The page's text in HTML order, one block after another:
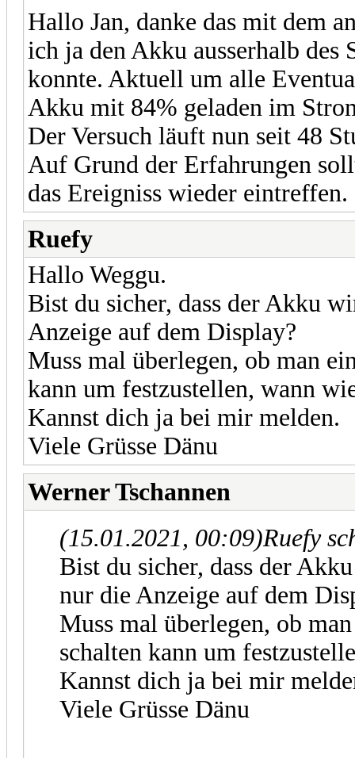
Hallo Jan, danke das mit dem
ich ja den Akku ausserhalb des
konnte. Aktuell um alle
Akku mit 84% geladen im
Der Versuch läuft nun seit 48
Auf Grund der Erfahrungen
das Ereigniss wieder
Ruefy
Hallo Weggu.
Bist du sicher, dass der Akku
Anzeige auf dem Display?
Muss mal überlegen, ob man
kann um festzustellen, wann
Kannst dich ja bei mir melden.
Viele Grüsse Dänu
Werner Tschannen
(15.01.2021, 00:09)Ruefy
Bist du sicher, dass der
nur die Anzeige auf dem
Muss mal überlegen, ob
schalten kann um
Kannst dich ja bei mir
Viele Grüsse Dänu